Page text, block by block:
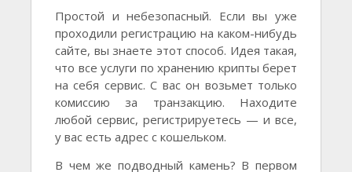
Простой и небезопасный. Если вы уже
проходили регистрацию на каком-нибудь
сайте, вы знаете этот способ. Идея такая,
что все услуги по хранению крипты берет
на себя сервис. С вас он возьмет только
комиссию за транзакцию. Находите
любой сервис, регистрируетесь — и все,
у вас есть адрес с кошельком.
В чем же подводный камень? В первом